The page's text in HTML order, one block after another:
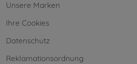
Unsere Marken
Ihre Cookies
Datenschutz
Reklamationsordnung